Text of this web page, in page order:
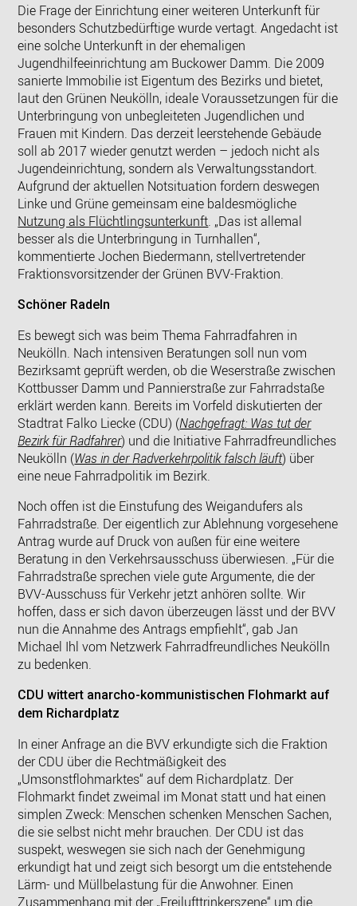
Die Frage der Einrichtung einer weiteren Unterkunft für
besonders Schutzbedürftige wurde vertagt. Angedacht ist
eine solche Unterkunft in der ehemaligen
Jugendhilfeeinrichtung am Buckower Damm. Die 2009
sanierte Immobilie ist Eigentum des Bezirks und bietet,
laut den Grünen Neukölln, ideale Voraussetzungen für die
Unterbringung von unbegleiteten Jugendlichen und
Frauen mit Kindern. Das derzeit leerstehende Gebäude
soll ab 2017 wieder genutzt werden – jedoch nicht als
Jugendeinrichtung, sondern als Verwaltungsstandort.
Aufgrund der aktuellen Notsituation fordern deswegen
Linke und Grüne gemeinsam eine baldesmögliche
Nutzung als Flüchtlingsunterkunft. „Das ist allemal
besser als die Unterbringung in Turnhallen“,
kommentierte Jochen Biedermann, stellvertretender
Fraktionsvorsitzender der Grünen BVV-Fraktion.
Schöner Radeln
Es bewegt sich was beim Thema Fahrradfahren in
Neukölln. Nach intensiven Beratungen soll nun vom
Bezirksamt geprüft werden, ob die Weserstraße zwischen
Kottbusser Damm und Pannierstraße zur Fahrradstaße
erklärt werden kann. Bereits im Vorfeld diskutierten der
Stadtrat Falko Liecke (CDU) (Nachgefragt: Was tut der
Bezirk für Radfahrer) und die Initiative Fahrradfreundliches
Neukölln (Was in der Radverkehrpolitik falsch läuft) über
eine neue Fahrradpolitik im Bezirk.
Noch offen ist die Einstufung des Weigandufers als
Fahrradstraße. Der eigentlich zur Ablehnung vorgesehene
Antrag wurde auf Druck von außen für eine weitere
Beratung in den Verkehrsausschuss überwiesen. „Für die
Fahrradstraße sprechen viele gute Argumente, die der
BVV-Ausschuss für Verkehr jetzt anhören sollte. Wir
hoffen, dass er sich davon überzeugen lässt und der BVV
nun die Annahme des Antrags empfiehlt“, gab Jan
Michael Ihl vom Netzwerk Fahrradfreundliches Neukölln
zu bedenken.
CDU wittert anarcho-kommunistischen Flohmarkt auf
dem Richardplatz
In einer Anfrage an die BVV erkundigte sich die Fraktion
der CDU über die Rechtmäßigkeit des
„Umsonstflohmarktes“ auf dem Richardplatz. Der
Flohmarkt findet zweimal im Monat statt und hat einen
simplen Zweck: Menschen schenken Menschen Sachen,
die sie selbst nicht mehr brauchen. Der CDU ist das
suspekt, weswegen sie sich nach der Genehmigung
erkundigt hat und zeigt sich besorgt um die entstehende
Lärm- und Müllbelastung für die Anwohner. Einen
Zusammenhang mit der „Freilufttrinkerszene“ um die